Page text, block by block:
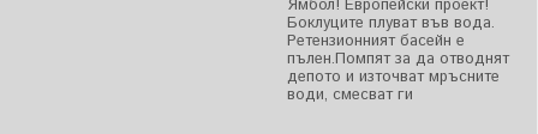
Ямбол! Европейски проект!
Боклуците плуват във вода.
Ретензионният басейн е
пълен.Помпят за да отводнят
депото и източват мръсните
води, смесват ги